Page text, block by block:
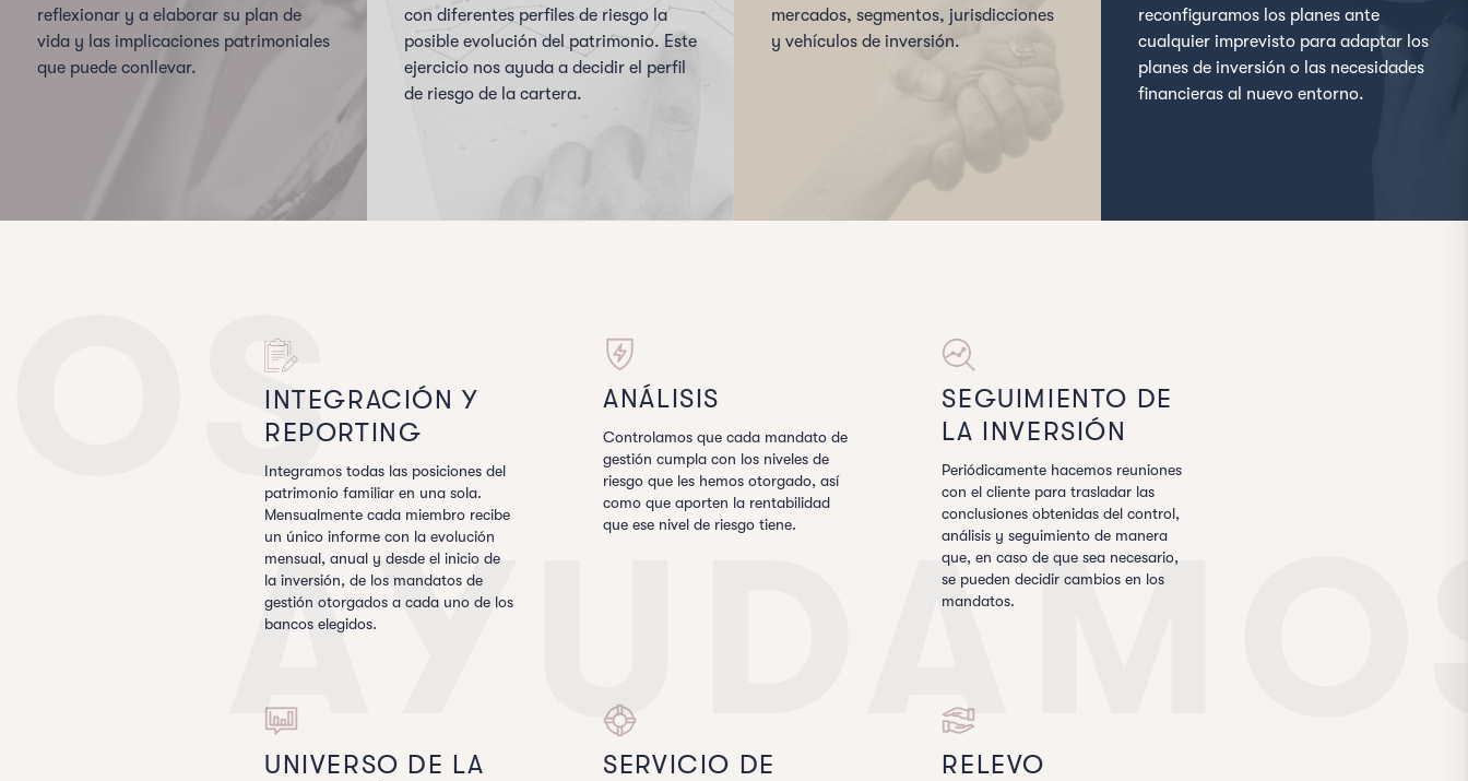
reflexionar y a elaborar su plan de
vida y las implicaciones patrimoniales
que puede conllevar.
con diferentes perfiles de riesgo la
posible evolución del patrimonio. Este
ejercicio nos ayuda a decidir el perfil
de riesgo de la cartera.
mercados, segmentos, jurisdicciones
y vehículos de inversión.
reconfiguramos los planes ante
cualquier imprevisto para adaptar los
planes de inversión o las necesidades
financieras al nuevo entorno.
INTEGRACIÓN Y
REPORTING
Integramos todas las posiciones del
patrimonio familiar en una sola.
Mensualmente cada miembro recibe
un único informe con la evolución
mensual, anual y desde el inicio de
la inversión, de los mandatos de
gestión otorgados a cada uno de los
bancos elegidos.
ANÁLISIS
Controlamos que cada mandato de
gestión cumpla con los niveles de
riesgo que les hemos otorgado, así
como que aporten la rentabilidad
que ese nivel de riesgo tiene.
SEGUIMIENTO DE
LA INVERSIÓN
Periódicamente hacemos reuniones
con el cliente para trasladar las
conclusiones obtenidas del control,
análisis y seguimiento de manera
que, en caso de que sea necesario,
se pueden decidir cambios en los
mandatos.
UNIVERSO DE LA
SERVICIO DE
RELEVO
OS